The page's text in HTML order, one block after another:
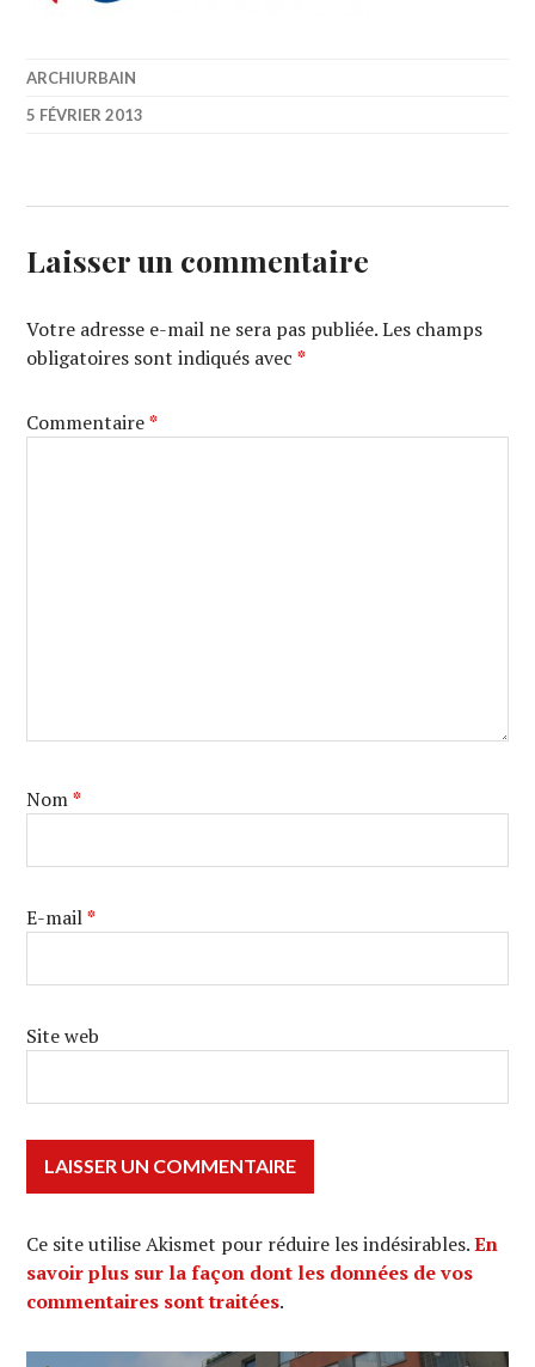
ARCHIURBAIN
5 FÉVRIER 2013
Laisser un commentaire
Votre adresse e-mail ne sera pas publiée. Les champs
obligatoires sont indiqués avec*
Commentaire*
Nom*
E-mail*
Site web
Ce site utilise Akismet pour réduire les indésirables.En
savoir plus sur la façon dont les données de vos
commentaires sont traitées.